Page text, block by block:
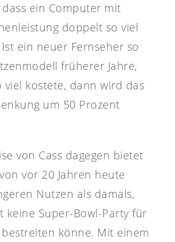
ein Computer mit
doppelt so viel
ein neuer Fernseher so
früherer Jahre,
viel kostete, dann wird das
um 50 Prozent
von Cass dagegen bietet
vor 20 Jahren heute
Nutzen als damals,
keine Super-Bowl-Party für
könne. Mit einem